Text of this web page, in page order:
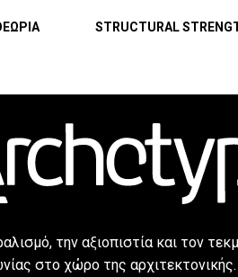
STRUCTURAL
την αξιοπιστία και τον
στο χώρο της